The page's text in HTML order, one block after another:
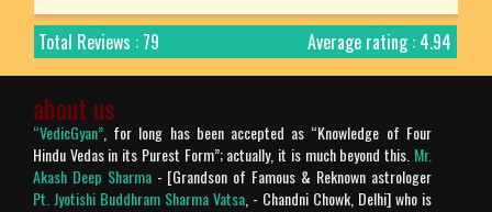
Nice article with detailed explanation.
Prachtig verteld en zo mooi uitgelegd. Bharat desh
ki jay ho!
Total Reviews : 79 Average rating : 4.94
about us
“VedicGyan” , for long has been accepted as “Knowledge of Four
Hindu Vedas in its Purest Form”; actually, it is much beyond this. Mr.
Akash Deep Sharma- [Grandson of Famous & Reknown astrologer
Pt. Jyotishi Buddhram Sharma Vatsa, - Chandni Chowk, Delhi] who is